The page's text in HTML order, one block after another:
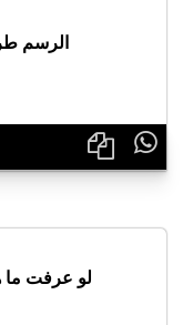
الرسم

لو عرفت ما